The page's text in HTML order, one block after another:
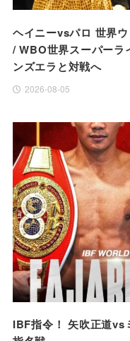
ヘイニーvsパロ 世界
/ WBO世界スーパーラ
ンズエラと対戦へ
2026-08-05
IBF指令！ 矢吹正道vs